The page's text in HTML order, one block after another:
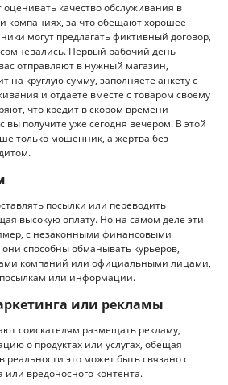
качество обслуживания в
компаниях, за что обещают хорошее
могут предлагать фиктивный договор,
Первый рабочий день
отправляют в нужный магазин,
на круглую сумму, заполняете анкету с
и отдаете вместе с товаром своему
что кредит в скором времени
вы получите уже сегодня вечером. В этой
только мошенник, а жертва без
посылки или переводить
высокую оплату. Но на самом деле эти
с незаконными финансовыми
способны обманывать курьеров,
компаний или официальными лицами,
посылкам или информации.
или рекламы
соискателям размещать рекламу,
о продуктах или услугах, обещая
реальности это может быть связано с
вредоносного контента.